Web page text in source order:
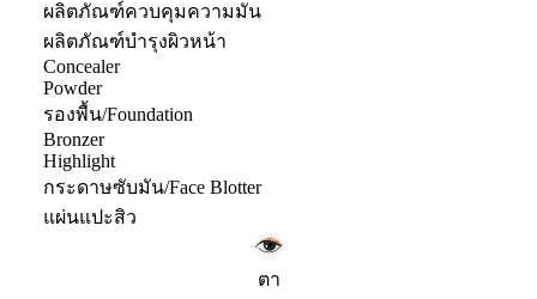
ผลิตภัณฑ์ควบคุมความมัน
ผลิตภัณฑ์บำรุงผิวหน้า
Concealer
Powder
รองพื้น/Foundation
Bronzer
Highlight
กระดาษซับมัน/Face Blotter
แผ่นแปะสิว
ตา